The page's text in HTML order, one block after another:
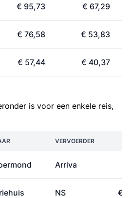
€ 95,73 € 67,29
€ 76,58 € 53,83
€ 57,44 € 40,37
is voor een enkele reis,
VERVOERDER
Arriva
NS €